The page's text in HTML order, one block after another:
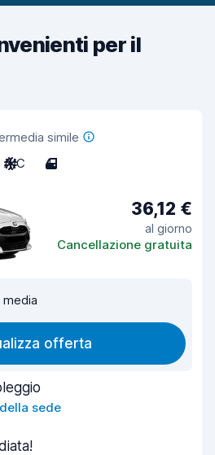
per il
simile
A/C 4
36,12 €
al giorno
Cancellazione gratuita
media
offerta
sede